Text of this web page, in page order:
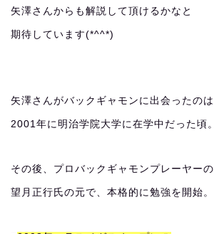
矢澤さんからも解説して頂けるかなと
期待しています(*^^*)
矢澤さんがバックギャモンに出会ったのは
2001年に明治学院大学に在学中だった頃。
その後、プロバックギャモンプレーヤーの
望月正行氏の元で、本格的に勉強を開始。